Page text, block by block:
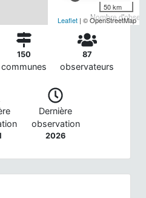
Nombre
50 km
Leaflet | © OpenStreetMap
150
communes
87
observateurs
Dernière
observation
2026